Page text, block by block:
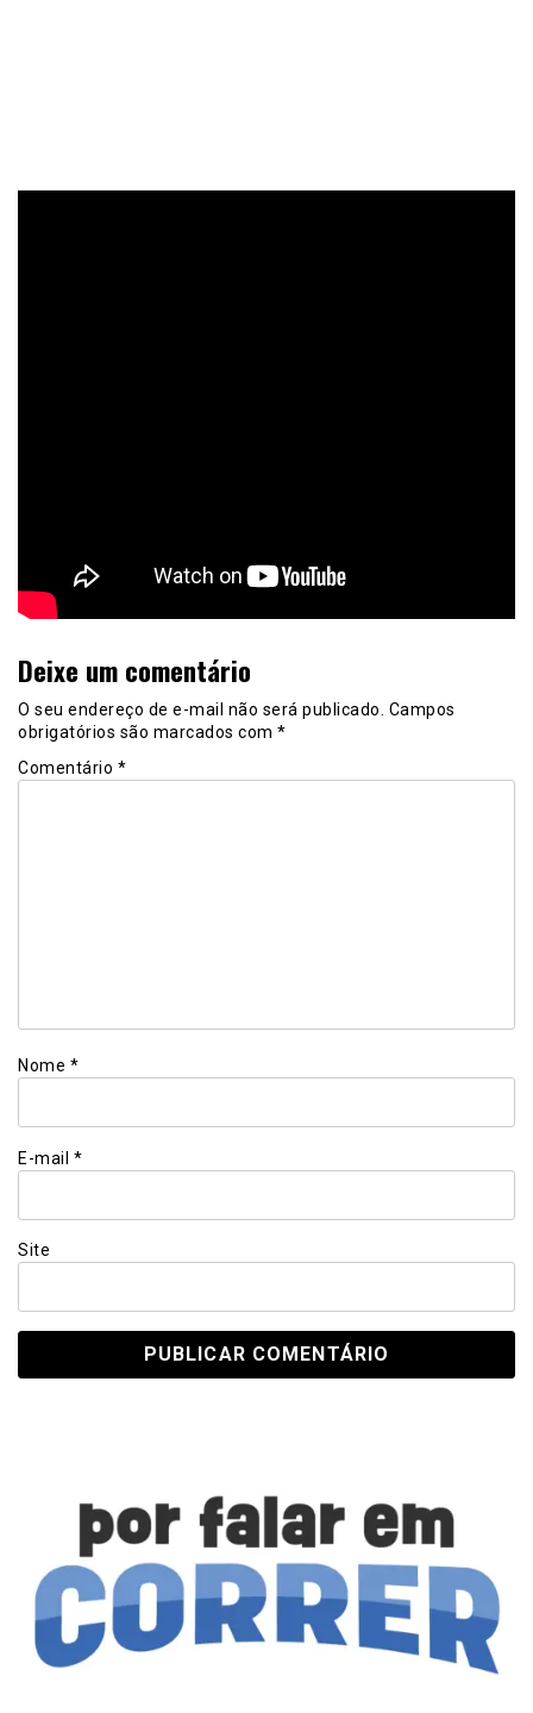
Deixe um comentário
O seu endereço de e-mail não será publicado. Campos
obrigatórios são marcados com *
Comentário *
Nome *
E-mail *
Site